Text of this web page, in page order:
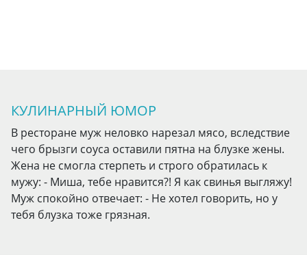
КУЛИНАРНЫЙ ЮМОР
В ресторане муж неловко нарезал мясо, вследствие
чего брызги соуса оставили пятна на блузке жены.
Жена не смогла стерпеть и строго обратилась к
мужу: - Миша, тебе нравится?! Я как свинья выгляжу!
Муж спокойно отвечает: - Не хотел говорить, но у
тебя блузка тоже грязная.